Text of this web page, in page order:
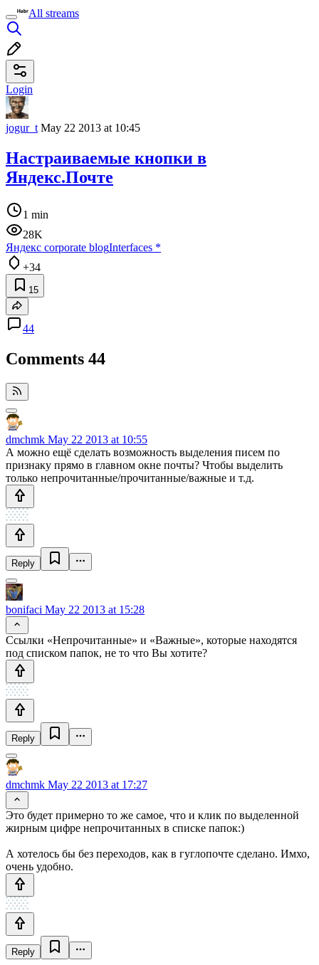
All streams
Login
jogur_t May 22 2013 at 10:45
Настраиваемые кнопки в
Яндекс.Почте
1 min
28K
Яндекс corporate blogInterfaces *
+34
15
44
Comments 44
dmchmk May 22 2013 at 10:55
А можно ещё сделать возможность выделения писем по
признаку прямо в главном окне почты? Чтобы выделить
только непрочитанные/прочитанные/важные и т.д.
Reply
bonifaci May 22 2013 at 15:28
Ссылки «Непрочитанные» и «Важные», которые находятся
под списком папок, не то что Вы хотите?
Reply
dmchmk May 22 2013 at 17:27
Это будет примерно то же самое, что и клик по выделенной
жирным цифре непрочитанных в списке папок:)
А хотелось бы без переходов, как в гуглопочте сделано. Имхо,
очень удобно.
Reply